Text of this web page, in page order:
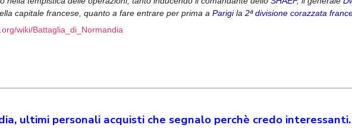
capitale francese, quanto a fare entrare per prima a Parigila 2ª divisione corazzata
wiki/Battaglia_di_Normandia
ultimi personali acquisti che segnalo perchè credo interessanti.